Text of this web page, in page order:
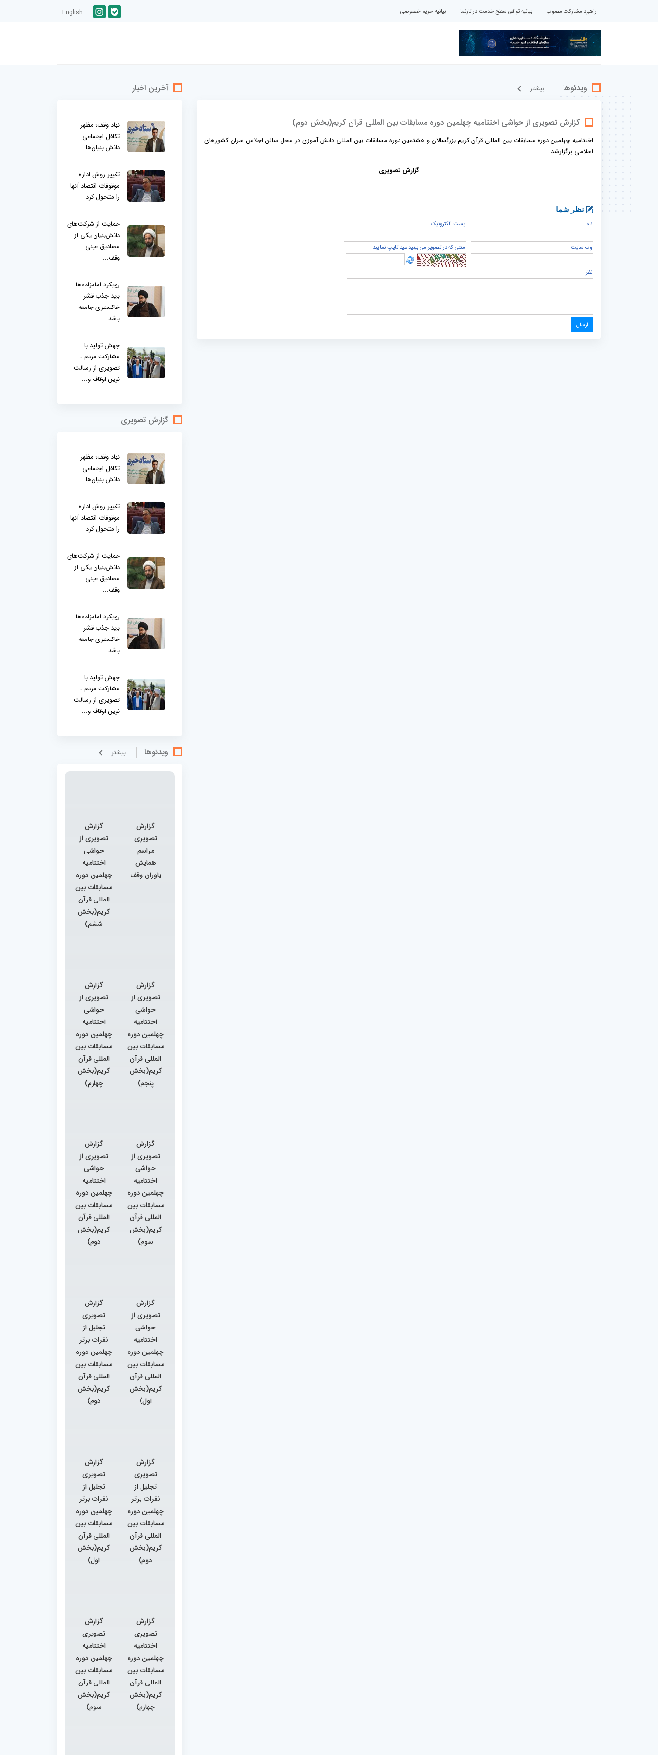
راهبرد مشارکت مصوب بیانیه توافق سطح خدمت در تارنما بیانیه حریم خصوصی English
ویدئوها بيشتر
گزارش تصویری از حواشی اختتامیه چهلمین دوره مسابقات بین المللی قرآن کریم(بخش دوم)
اختتامیه چهلمین دوره مسابقات بین المللی قرآن کریم بزرگسالان و هشتمین دوره مسابقات بین المللی دانش آموزی در محل سالن اجلاس سران کشورهای
اسلامی برگزارشد.
گزارش تصویری
نظر شما
نام
پست الكترونيک
وب سایت متنی که در تصویر می بینید عینا تایپ نمایید
نظر
آخرین اخبار
نهاد وقف؛ مظهر
تکافل اجتماعی
دانش بنیان‌ها
تغییر روش اداره
موقوفات اقتصاد آنها
را متحول کرد
حمایت از شرکت‌های
دانش‌بنیان یکی از
مصادیق عینی
وقف...
رویکرد امامزاده‌ها
باید جذب قشر
خاکستری جامعه
باشد
جهش تولید با
مشارکت مردم ،
تصویری از رسالت
نوین اوقاف و...
گزارش تصویری
نهاد وقف؛ مظهر
تکافل اجتماعی
دانش بنیان‌ها
تغییر روش اداره
موقوفات اقتصاد آنها
را متحول کرد
حمایت از شرکت‌های
دانش‌بنیان یکی از
مصادیق عینی
وقف...
رویکرد امامزاده‌ها
باید جذب قشر
خاکستری جامعه
باشد
جهش تولید با
مشارکت مردم ،
تصویری از رسالت
نوین اوقاف و...
ویدئوها بيشتر
گزارش
تصویری
مراسم
همایش
یاوران وقف
گزارش
تصویری از
حواشی
اختتامیه
چهلمین دوره
مسابقات بین
المللی قرآن
کریم(بخش
ششم)
گزارش
تصویری از
حواشی
اختتامیه
چهلمین دوره
مسابقات بین
المللی قرآن
کریم(بخش
پنجم)
گزارش
تصویری از
حواشی
اختتامیه
چهلمین دوره
مسابقات بین
المللی قرآن
کریم(بخش
چهارم)
گزارش
تصویری از
حواشی
اختتامیه
چهلمین دوره
مسابقات بین
المللی قرآن
کریم(بخش
سوم)
گزارش
تصویری از
حواشی
اختتامیه
چهلمین دوره
مسابقات بین
المللی قرآن
کریم(بخش
دوم)
گزارش
تصویری از
حواشی
اختتامیه
چهلمین دوره
مسابقات بین
المللی قرآن
کریم(بخش
اول)
گزارش
تصویری
تجلیل از
نفرات برتر
چهلمین دوره
مسابقات بین
المللی قرآن
کریم(بخش
دوم)
گزارش
تصویری
تجلیل از
نفرات برتر
چهلمین دوره
مسابقات بین
المللی قرآن
کریم(بخش
دوم)
گزارش
تصویری
تجلیل از
نفرات برتر
چهلمین دوره
مسابقات بین
المللی قرآن
کریم(بخش
اول)
گزارش
تصویری
اختتامیه
چهلمین دوره
مسابقات بین
المللی قرآن
کریم(بخش
چهارم)
گزارش
تصویری
اختتامیه
چهلمین دوره
مسابقات بین
المللی قرآن
کریم(بخش
سوم)